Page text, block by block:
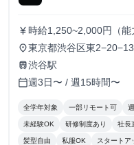
currency_yen 時給1,250~2,000円（能
place東京都渋谷区東
train渋谷駅
calendar_today週3日〜 / 週15時間〜
全学年対象 一部リモート可
未経験OK 研修制度あり 社長
髪型自由 私服OK スタートア